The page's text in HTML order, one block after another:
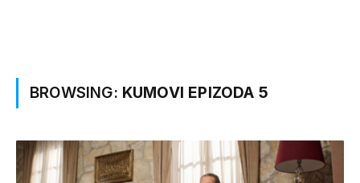
BROWSING: KUMOVI EPIZODA 5